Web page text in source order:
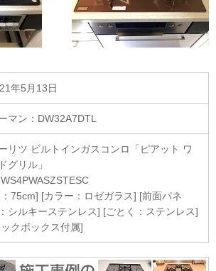
年5月13日
マン：DW32A7DTL
リツ ビルトインガスコンロ「ピアット ワ
グリル」
75cm] [カラー：ロゼガラス] [前面パネ
シルキーステンレス] [ごとく：ステンレス]
クボックス付属]